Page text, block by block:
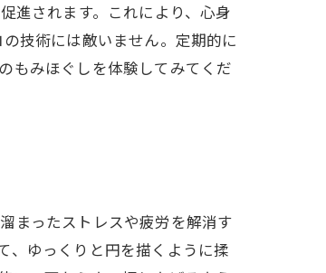
進されます。これにより、心身
技術には敵いません。定期的に
もみほぐしを体験してみてくだ
まったストレスや疲労を解消す
、ゆっくりと円を描くように揉